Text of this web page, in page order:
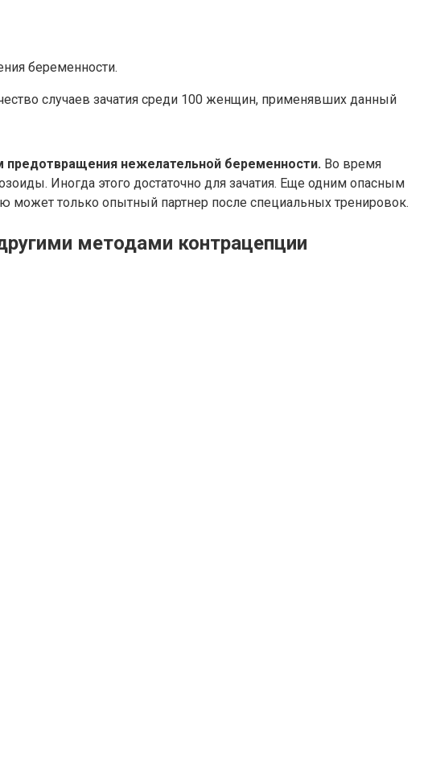
беременности.
случаев зачатия среди 100 женщин, применявших данный
нежелательной беременности. Во время
Иногда этого достаточно для зачатия. Еще одним опасным
только опытный партнер после специальных тренировок.
методами контрацепции